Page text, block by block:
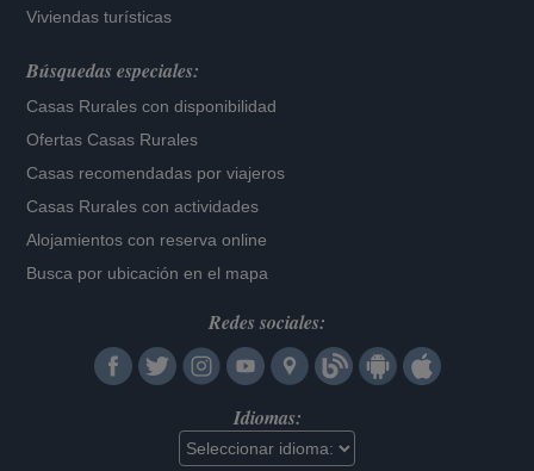
Viviendas turísticas
Búsquedas especiales:
Casas Rurales con disponibilidad
Ofertas Casas Rurales
Casas recomendadas por viajeros
Casas Rurales con actividades
Alojamientos con reserva online
Busca por ubicación en el mapa
Redes sociales:
Idiomas: